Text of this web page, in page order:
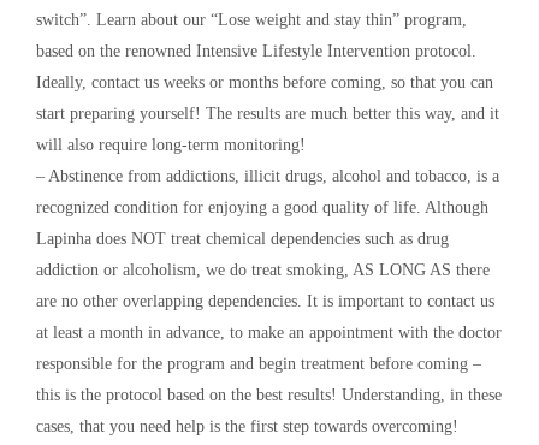
switch”. Learn about our “Lose weight and stay thin” program,
based on the renowned Intensive Lifestyle Intervention protocol.
Ideally, contact us weeks or months before coming, so that you can
start preparing yourself! The results are much better this way, and it
will also require long-term monitoring!
– Abstinence from addictions, illicit drugs, alcohol and tobacco, is a
recognized condition for enjoying a good quality of life. Although
Lapinha does NOT treat chemical dependencies such as drug
addiction or alcoholism, we do treat smoking, AS LONG AS there
are no other overlapping dependencies. It is important to contact us
at least a month in advance, to make an appointment with the doctor
responsible for the program and begin treatment before coming –
this is the protocol based on the best results! Understanding, in these
cases, that you need help is the first step towards overcoming!